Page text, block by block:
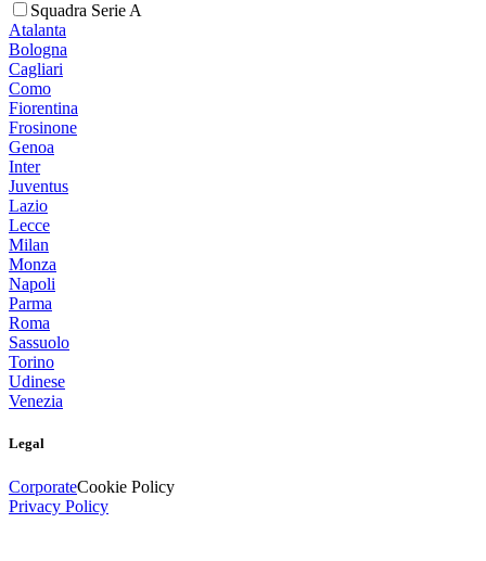
Squadra Serie A
Atalanta
Bologna
Cagliari
Como
Fiorentina
Frosinone
Genoa
Inter
Juventus
Lazio
Lecce
Milan
Monza
Napoli
Parma
Roma
Sassuolo
Torino
Udinese
Venezia
Legal
CorporateCookie Policy
Privacy Policy